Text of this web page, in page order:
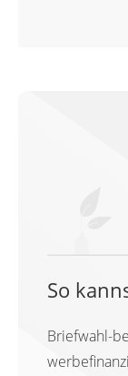
So
Briefwahl-